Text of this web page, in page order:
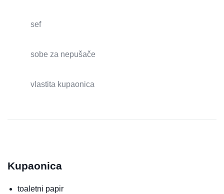
sef
sobe za nepušače
vlastita kupaonica
Kupaonica
toaletni papir